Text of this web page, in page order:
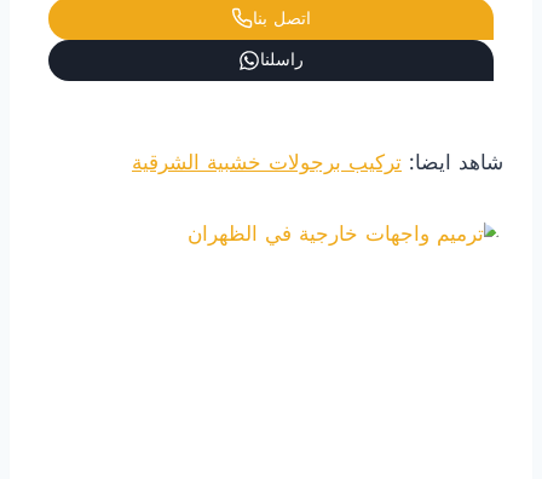
اتصل بنا
راسلنا
شاهد ايضا: تركيب برجولات خشبية الشرقية